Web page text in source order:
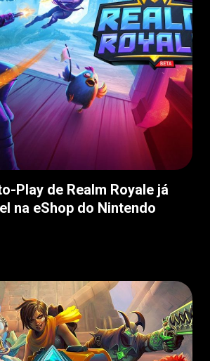
Play de Realm Royale já
na eShop do Nintendo